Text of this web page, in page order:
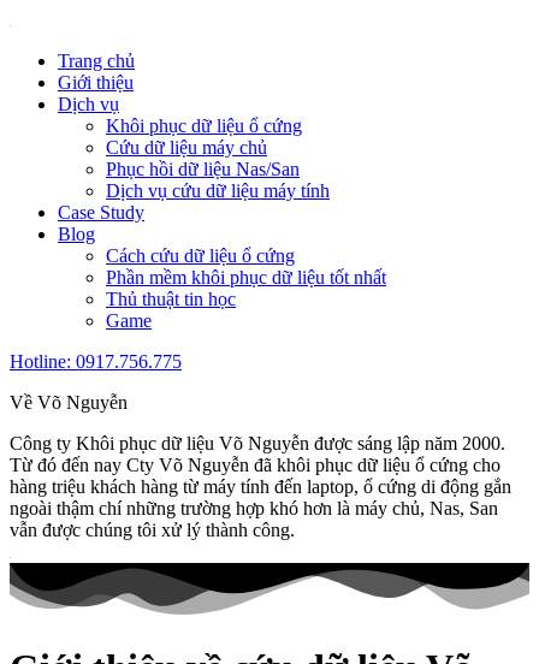
Trang chủ
Giới thiệu
Dịch vụ
Khôi phục dữ liệu ổ cứng
Cứu dữ liệu máy chủ
Phục hồi dữ liệu Nas/San
Dịch vụ cứu dữ liệu máy tính
Case Study
Blog
Cách cứu dữ liệu ổ cứng
Phần mềm khôi phục dữ liệu tốt nhất
Thủ thuật tin học
Game
Hotline: 0917.756.775
Về Võ Nguyễn
Công ty Khôi phục dữ liệu Võ Nguyễn được sáng lập năm 2000.
Từ đó đến nay Cty Võ Nguyễn đã khôi phục dữ liệu ổ cứng cho
hàng triệu khách hàng từ máy tính đến laptop, ổ cứng di động gắn
ngoài thậm chí những trường hợp khó hơn là máy chủ, Nas, San
vẫn được chúng tôi xử lý thành công.